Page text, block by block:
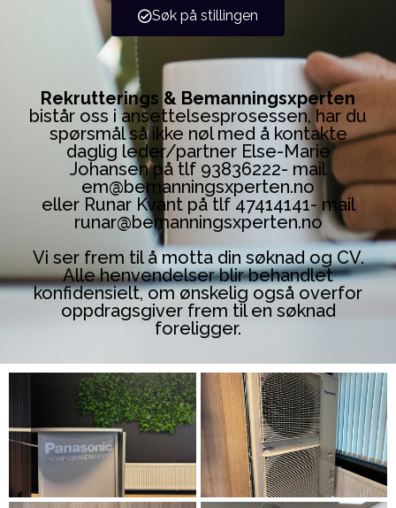
Søk på stillingen
Rekrutterings & Bemanningsxperten
bistår oss i ansettelsesprosessen, har du
spørsmål så ikke nøl med å kontakte
daglig leder/partner Else-Marie
Johansen på tlf 93836222- mail
em@bemanningsxperten.no
eller Runar Kvant på tlf 47414141- mail
runar@bemanningsxperten.no
Vi ser frem til å motta din søknad og CV.
Alle henvendelser blir behandlet
konfidensielt, om ønskelig også overfor
oppdragsgiver frem til en søknad
foreligger.